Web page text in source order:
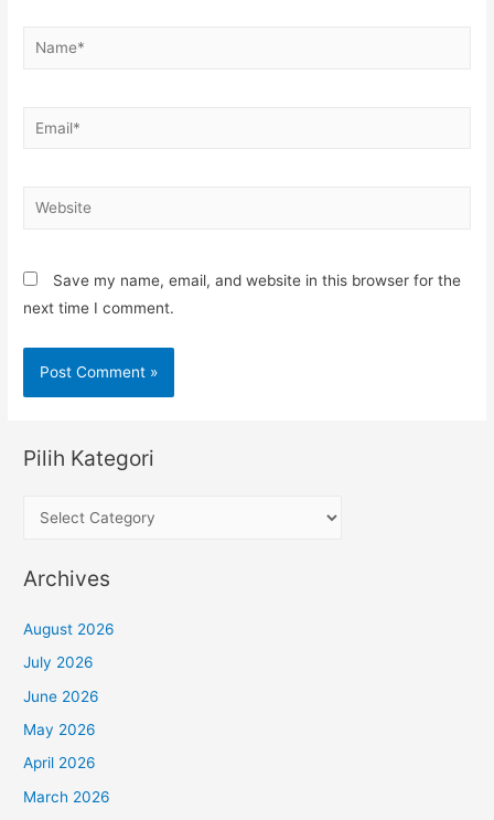
Name*
Email*
Website
Save my name, email, and website in this browser for the
next time I comment.
Pilih Kategori
h
K
a
o
Archives
August 2026
July 2026
June 2026
May 2026
April 2026
March 2026